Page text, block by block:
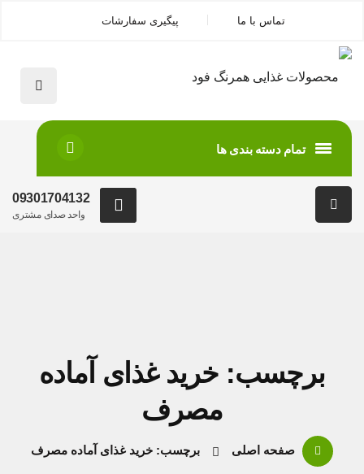
تماس با ما پیگیری سفارشات
تمام دسته بندی ها
09301704132
واحد صدای مشتری
برچسب: خرید غذای آماده
مصرف
صفحه اصلی برچسب: خرید غذای آماده مصرف